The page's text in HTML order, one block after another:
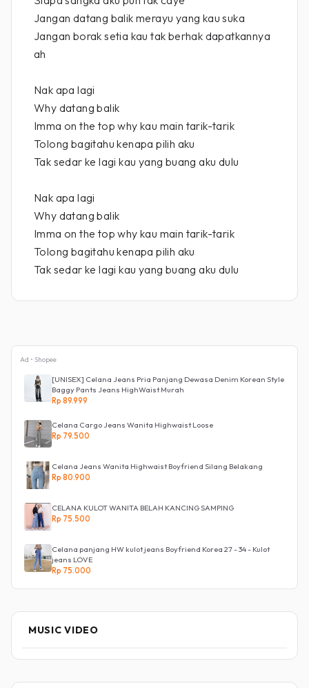
Jangan datang balik merayu yang kau suka
Jangan borak setia kau tak berhak dapatkannya
ah
Nak apa lagi
Why datang balik
Imma on the top why kau main tarik-tarik
Tolong bagitahu kenapa pilih aku
Tak sedar ke lagi kau yang buang aku dulu
Nak apa lagi
Why datang balik
Imma on the top why kau main tarik-tarik
Tolong bagitahu kenapa pilih aku
Tak sedar ke lagi kau yang buang aku dulu
Ad • Shopee
[UNISEX] Celana Jeans Pria Panjang Dewasa Denim Korean Style
Baggy Pants Jeans HighWaist Murah
Rp 89.999
Celana Cargo Jeans Wanita Highwaist Loose
Rp 79.500
Celana Jeans Wanita Highwaist Boyfriend Silang Belakang
Rp 80.900
CELANA KULOT WANITA BELAH KANCING SAMPING
Rp 75.500
Celana panjang HW kulot jeans Boyfriend Korea 27 - 34 - Kulot
jeans LOVE
Rp 75.000
MUSIC VIDEO